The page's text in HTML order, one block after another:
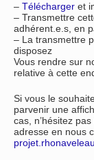
– Télécharger et
– Transmettre
adhérent.e.s, en
– La transmettre
disposez
Vous rendre sur
relative à cette
Si vous le
parvenir une
cas, n’hésitez
adresse en nous